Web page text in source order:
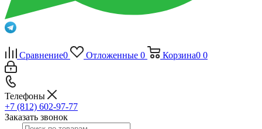
Сравнение0 Отложенные 0 Корзина0 0
Телефоны
+7 (812) 602-97-77
Заказать звонок